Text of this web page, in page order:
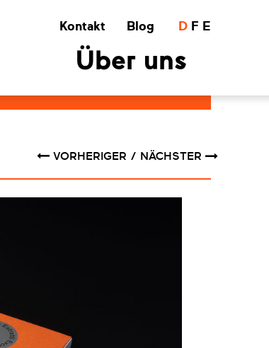
Kontakt Blog D F E
Über uns
VORHERIGER NÄCHSTER